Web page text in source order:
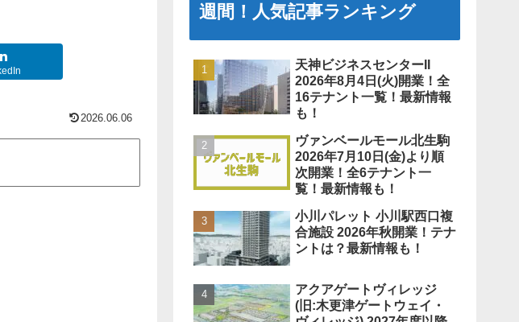
2026.06.06
週間！人気記事ランキング
天神ビジネスセンターII
2026年8月4日(火)開業！全
16テナント一覧！最新情報
も！
ヴァンベールモール北生駒
2026年7月10日(金)より順
次開業！全6テナント一
覧！最新情報も！
小川パレット 小川駅西口複
合施設 2026年秋開業！テナ
ントは？最新情報も！
アクアゲートヴィレッジ
(旧:木更津ゲートウェイ・